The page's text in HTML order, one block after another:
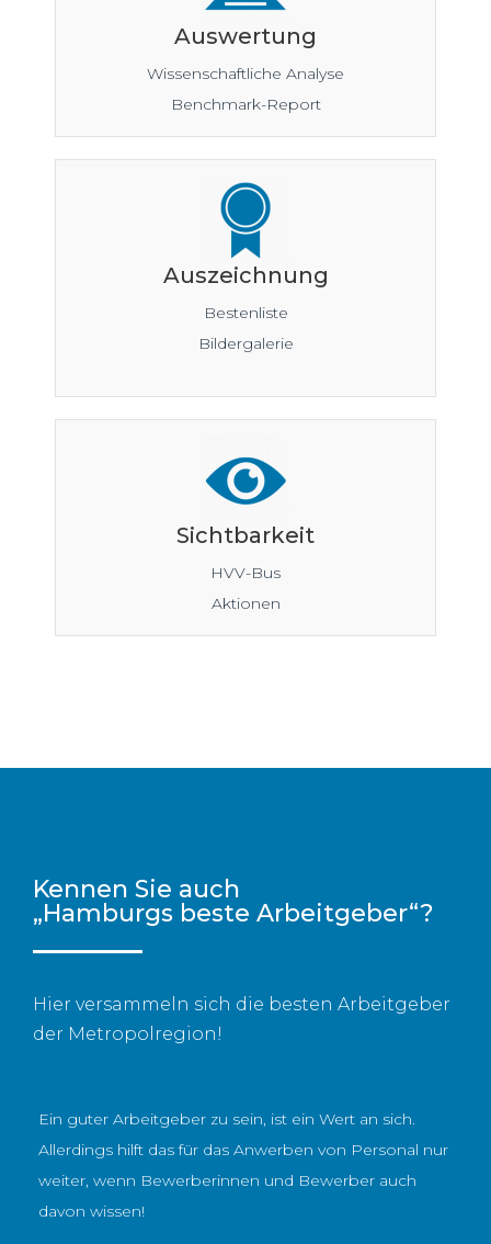
Auswertung
Wissenschaftliche Analyse
Benchmark-Report
Auszeichnung
Bestenliste
Bildergalerie
Sichtbarkeit
HVV-Bus
Aktionen
Kennen Sie auch
„Hamburgs beste Arbeitgeber“?
Hier versammeln sich die besten Arbeitgeber
der Metropolregion!
Ein guter Arbeitgeber zu sein, ist ein Wert an sich.
Allerdings hilft das für das Anwerben von Personal nur
weiter, wenn Bewerberinnen und Bewerber auch
davon wissen!